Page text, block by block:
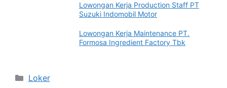
Lowongan Kerja Production Staff PT
Suzuki Indomobil Motor
Lowongan Kerja Maintenance PT.
Formosa Ingredient Factory Tbk
Categories
Loker